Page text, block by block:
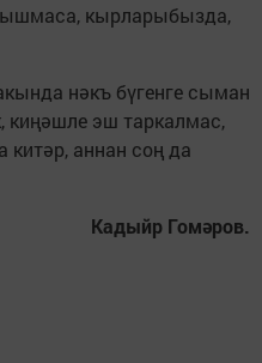
кырларыбызда,
нәкъ бүгенге сыман
киңәшле эш таркалмас,
китәр, аннан соң да
Кадыйр Гомәров.